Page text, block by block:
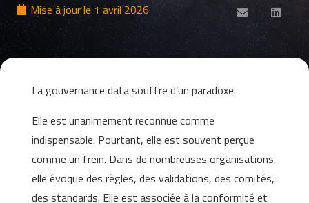
Mise à jour le 1 avril 2026
La gouvernance data souffre d’un paradoxe.
Elle est unanimement reconnue comme
indispensable. Pourtant, elle est souvent perçue
comme un frein. Dans de nombreuses organisations,
elle évoque des règles, des validations, des comités,
des standards. Elle est associée à la conformité et